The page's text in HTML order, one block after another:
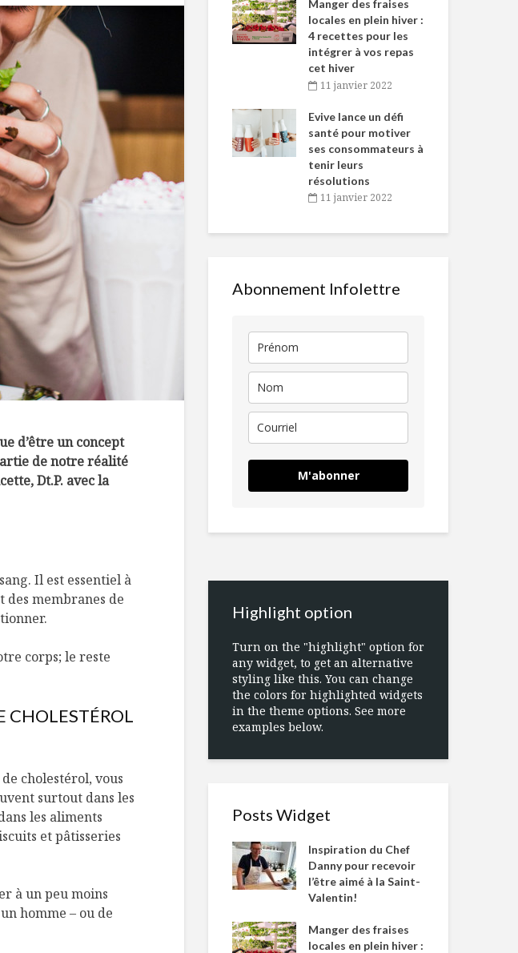
d’être un concept
de notre réalité
Dt.P. avec la
Il est essentiel à
des membranes de
corps; le reste
CHOLESTÉROL
cholestérol, vous
surtout dans les
les aliments
et pâtisseries
à un peu moins
homme – ou de
hiver :
les
à
Cantons-de-l’Est
l’huile… de Caméline
Winden
Manger des fraises
locales en plein hiver :
4 recettes pour les
intégrer à vos repas
cet hiver
11 janvier 2022
Evive lance un défi
santé pour motiver
ses consommateurs à
tenir leurs
résolutions
11 janvier 2022
Abonnement Infolettre
M'abonner
Highlight option
Turn on the "highlight" option for
any widget, to get an alternative
styling like this. You can change
the colors for highlighted widgets
in the theme options. See more
examples below.
Posts Widget
Inspiration du Chef
Danny pour recevoir
l’être aimé à la Saint-
Valentin!
Manger des fraises
locales en plein hiver :
Plus de 100
nouvelles recettes
100% porc!
5 emballages
emballants – 26
Ratatouille à